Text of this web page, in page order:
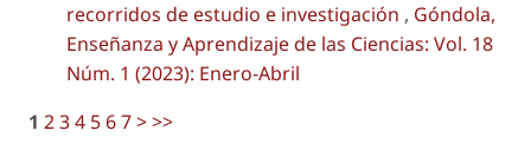
recorridos de estudio e investigación , Góndola,
Enseñanza y Aprendizaje de las Ciencias: Vol. 18
Núm. 1 (2023): Enero-Abril
1 234 567>>>